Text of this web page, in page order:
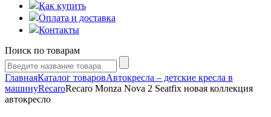
Как купить
Оплата и доставка
Контакты
Поиск по товарам
ГлавнаяКаталог товаровАвтокресла – детские кресла в
машинуRecaroRecaro Monza Nova 2 Seatfix новая коллекция
автокресло